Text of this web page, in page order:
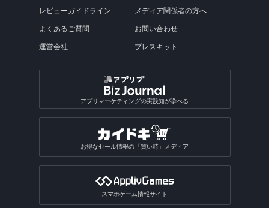
レビューガイドライン
よくあるご質問
運営会社
メディア関係者の方へ
お問い合わせ
プレスキット
アプリマーケティングの実践知が学べる
お得なセール情報の「買い時」メディア
スマホゲーム情報サイト